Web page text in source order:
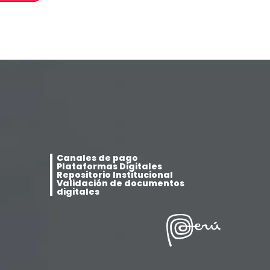
Canales de pago
Plataformas Digitales
Repositorio Institucional
Validación de documentos
digitales